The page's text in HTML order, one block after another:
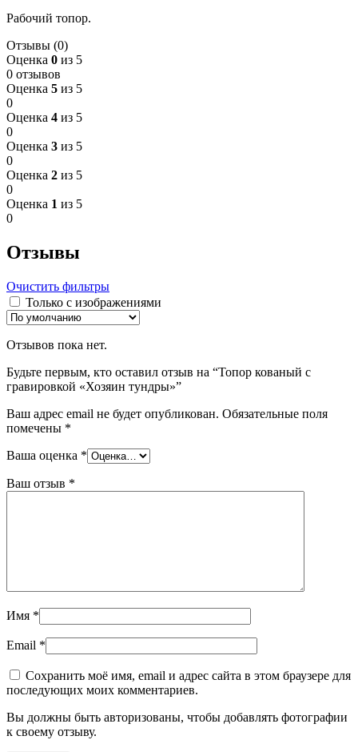
Рабочий топор.
Отзывы (0)
Оценка 0 из 5
0 отзывов
Оценка 5 из 5
0
Оценка 4 из 5
0
Оценка 3 из 5
0
Оценка 2 из 5
0
Оценка 1 из 5
0
Отзывы
Очистить фильтры
Только с изображениями
Отзывов пока нет.
Будьте первым, кто оставил отзыв на “Топор кованый с
гравировкой «Хозяин тундры»”
Ваш адрес email не будет опубликован. Обязательные поля
помечены *
Ваша оценка *
Ваш отзыв *
Имя *
Email *
Сохранить моё имя, email и адрес сайта в этом браузере для
последующих моих комментариев.
Вы должны быть авторизованы, чтобы добавлять фотографии
к своему отзыву.